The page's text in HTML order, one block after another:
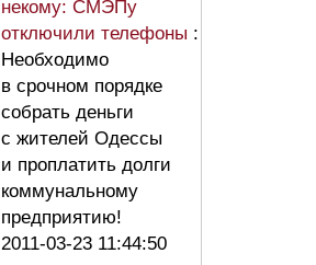
некому: СМЭПу
отключили телефоны :
Необходимо
в срочном порядке
собрать деньги
с жителей Одессы
и проплатить долги
коммунальному
предприятию!
2011-03-23 11:44:50